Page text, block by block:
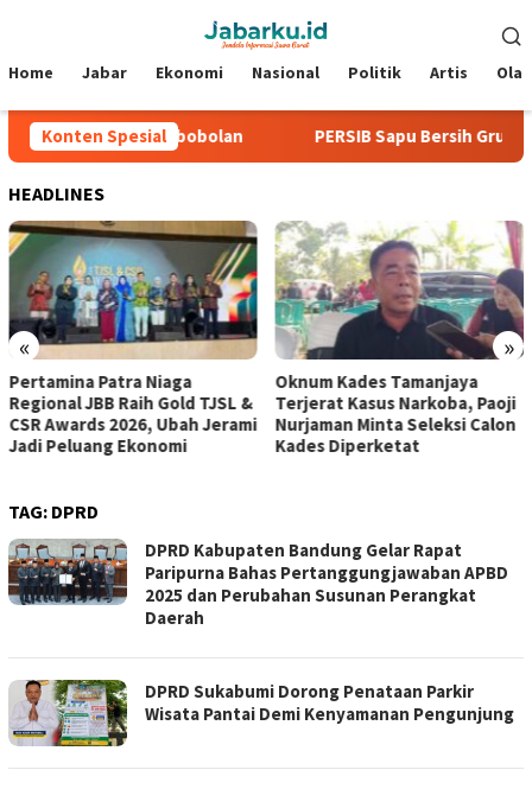
Mobile
Home Jabar Ekonomi Nasional Politik Artis
Konten Spesial
Laga Tanpa Kebobolan PERSIB Sapu Bersih Grup A
HEADLINES
« »
Pertamina Patra Niaga
Regional JBB Raih Gold TJSL &
CSR Awards 2026, Ubah Jerami
Jadi Peluang Ekonomi
Oknum Kades Tamanjaya
Terjerat Kasus Narkoba, Paoji
Nurjaman Minta Seleksi Calon
Kades Diperketat
TAG: DPRD
DPRD Kabupaten Bandung Gelar Rapat
Paripurna Bahas Pertanggungjawaban APBD
2025 dan Perubahan Susunan Perangkat
Daerah
DPRD Sukabumi Dorong Penataan Parkir
Wisata Pantai Demi Kenyamanan Pengunjung